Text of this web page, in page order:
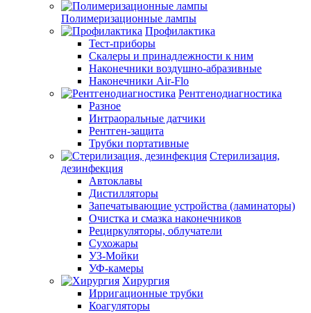
Полимеризационные лампы
Профилактика
Тест-приборы
Скалеры и принадлежности к ним
Наконечники воздушно-абразивные
Наконечники Air-Flo
Рентгенодиагностика
Разное
Интраоральные датчики
Рентген-защита
Трубки портативные
Стерилизация,
дезинфекция
Автоклавы
Дистилляторы
Запечатывающие устройства (ламинаторы)
Очистка и смазка наконечников
Рециркуляторы, облучатели
Сухожары
УЗ-Мойки
УФ-камеры
Хирургия
Ирригационные трубки
Коагуляторы